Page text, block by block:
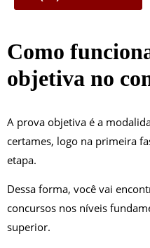
Como
objetiva no
A prova objetiva é a
certames, logo na primeira
etapa.
Dessa forma, você vai
concursos nos níveis
superior.